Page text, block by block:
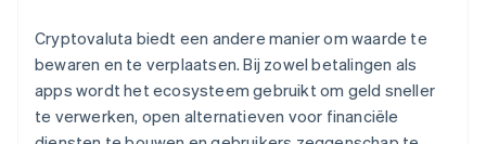
Cryptovaluta biedt een andere manier om waarde te
bewaren en te verplaatsen. Bij zowel betalingen als
apps wordt het ecosysteem gebruikt om geld sneller
te verwerken, open alternatieven voor financiële